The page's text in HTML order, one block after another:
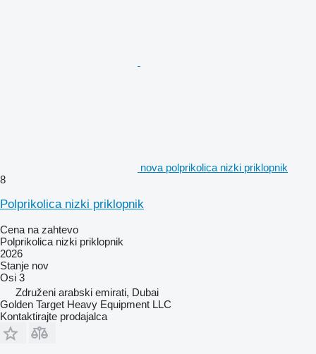
nova polprikolica nizki priklopnik
8
Polprikolica nizki priklopnik
Cena na zahtevo
Polprikolica nizki priklopnik
2026
Stanje nov
Osi 3
Združeni arabski emirati, Dubai
Golden Target Heavy Equipment LLC
Kontaktirajte prodajalca